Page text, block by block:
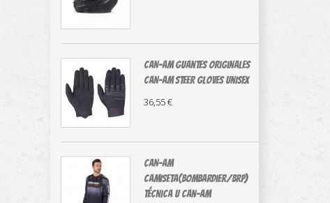
CAN-AM guantes originales
Can-Am Steer Gloves Unisex
36,55 €
CAN-AM
CAMISETA(Bombardier/BRP)
técnica U Can-Am